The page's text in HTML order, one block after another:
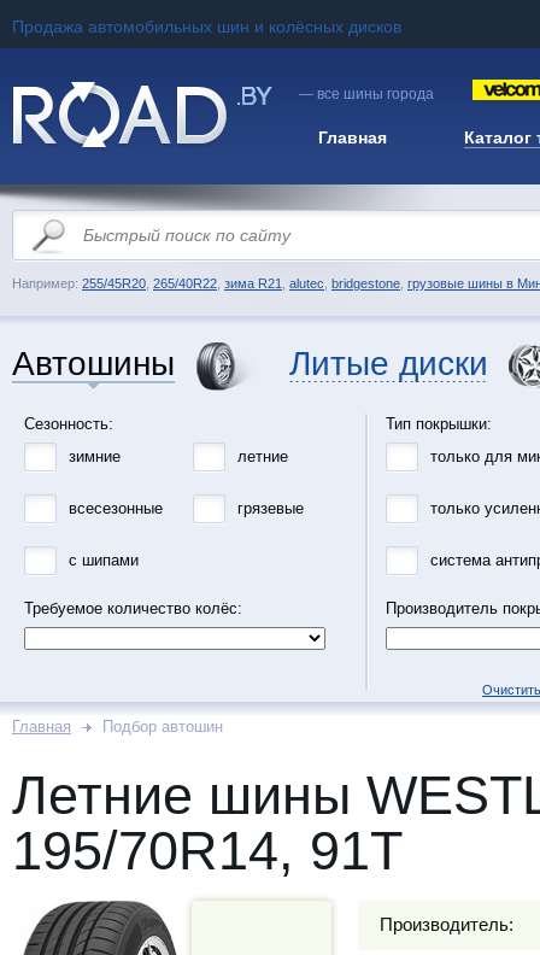
Продажа автомобильных шин и колёсных дисков
— все шины города
Главная Каталог
Например: 255/45R20 265/40R22 зима R21 alutec bridgestone грузовые шины в
Автошины Литые диски
Сезонность:
зимние
летние
всесезонные грязевые
с шипами
Требуемое количество колёс:
Тип покрышки:
только для
только
система
Производитель
Главная Подбор автошин
Летние шины
195/70R14, 91T
Производитель: